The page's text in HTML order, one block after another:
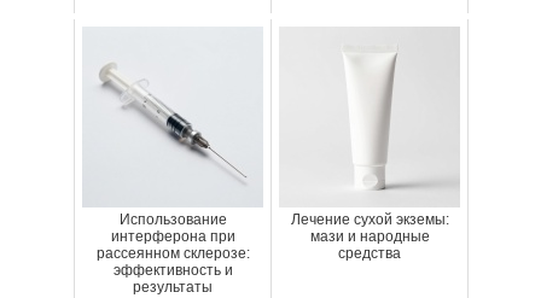
Использование
интерферона при
рассеянном склерозе:
эффективность и
результаты
Лечение сухой экземы:
мази и народные
средства